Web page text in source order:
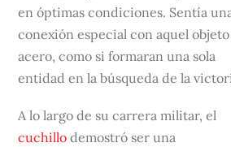
en óptimas condiciones. Sentía
conexión especial con aquel
acero, como si formaran una sola
entidad en la búsqueda de la
A lo largo de su carrera militar, el
cuchillo demostró ser una